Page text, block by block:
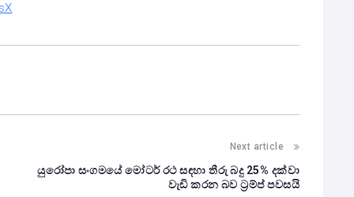
Next article
යුරෝපා සංගමයේ මෝටර් රථ සඳහා තීරු බදු 25% දක්වා
වැඩි කරන බව ට්‍රම්ප් පවසයි